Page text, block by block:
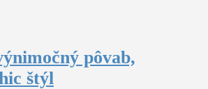
pôvab,
štýl